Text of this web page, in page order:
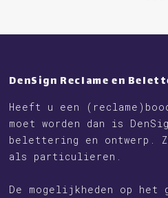
DenSign Reclame en
Heeft u een
moet worden dan is
belettering en ontwerp.
als particulieren.
De mogelijkheden op het